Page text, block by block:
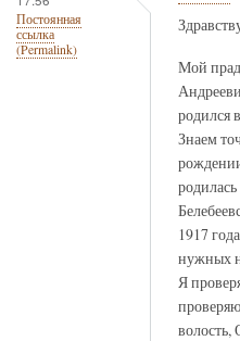
Постоянная
ссылка
(Permalink)
Мой
родился
Знаем
1917
нужных
Я
волость,